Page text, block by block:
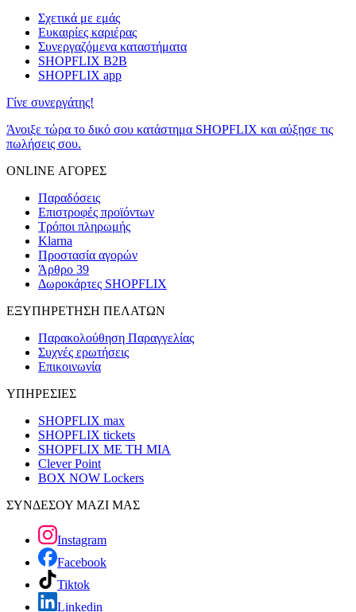
Σχετικά με εμάς
Ευκαιρίες καριέρας
Συνεργαζόμενα καταστήματα
SHOPFLIX B2B
SHOPFLIX app
Γίνε συνεργάτης!
Άνοιξε τώρα το δικό σου κατάστημα SHOPFLIX και αύξησε τις
πωλήσεις σου.
ONLINE ΑΓΟΡΕΣ
Παραδόσεις
Επιστροφές προϊόντων
Τρόποι πληρωμής
Klarna
Προστασία αγορών
Άρθρο 39
Δωροκάρτες SHOPFLIX
ΕΞΥΠΗΡΕΤΗΣΗ ΠΕΛΑΤΩΝ
Παρακολούθηση Παραγγελίας
Συχνές ερωτήσεις
Επικοινωνία
ΥΠΗΡΕΣΙΕΣ
SHOPFLIX max
SHOPFLIX tickets
SHOPFLIX ΜΕ ΤΗ ΜΙΑ
Clever Point
BOX NOW Lockers
ΣΥΝΔΕΣΟΥ ΜΑΖΙ ΜΑΣ
Instagram
Facebook
Tiktok
Linkedin